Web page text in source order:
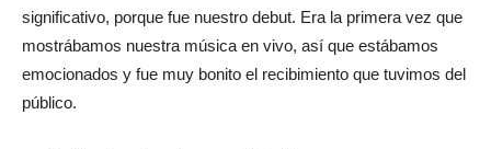
significativo, porque fue nuestro debut. Era la primera vez que
mostrábamos nuestra música en vivo, así que estábamos
emocionados y fue muy bonito el recibimiento que tuvimos del
público.